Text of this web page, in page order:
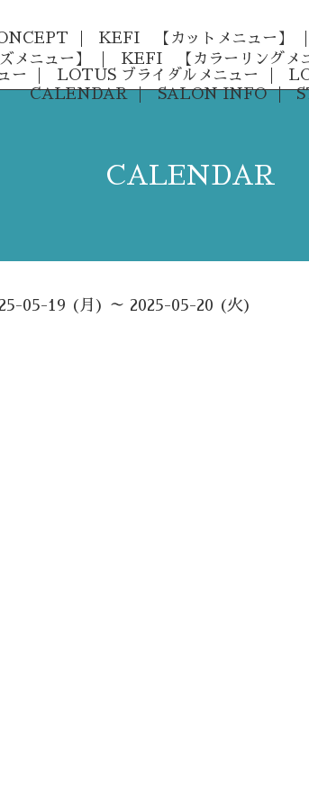
KEFI 【カットメニュー】
ニュー】
KEFI 【カラーリングメ
ー
LOTUS ブライダルメニュー
CALENDAR
SALON INFO
CALENDAR
05-19 (月) ～ 2025-05-20 (火)